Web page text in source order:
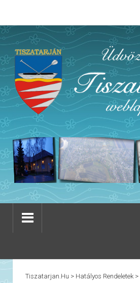
Tiszatarjan.hu > Hatályos Rendeletek>